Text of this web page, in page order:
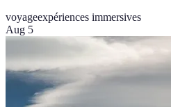
voyageexpériences immersives
Aug 5